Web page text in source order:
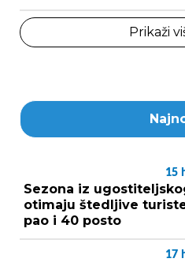
Prikaži
15
Sezona iz
otimaju štedljive
pao i 40 posto
17